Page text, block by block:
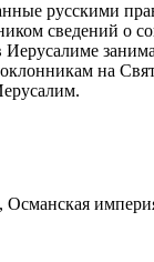
русскими
сведений о
на
Османская